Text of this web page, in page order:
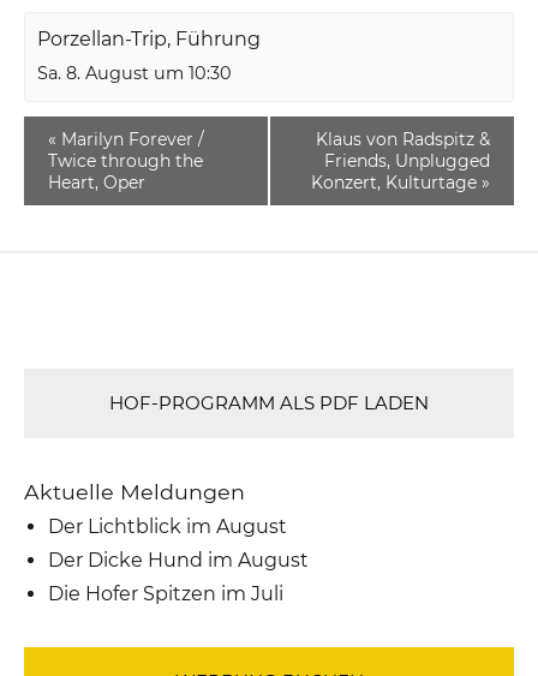
Porzellan-Trip, Führung
Sa. 8. August um 10:30
« Marilyn Forever /
Twice through the
Heart, Oper
Klaus von Radspitz &
Friends, Unplugged
Konzert, Kulturtage »
HOF-PROGRAMM ALS PDF LADEN
Aktuelle Meldungen
Der Lichtblick im August
Der Dicke Hund im August
Die Hofer Spitzen im Juli